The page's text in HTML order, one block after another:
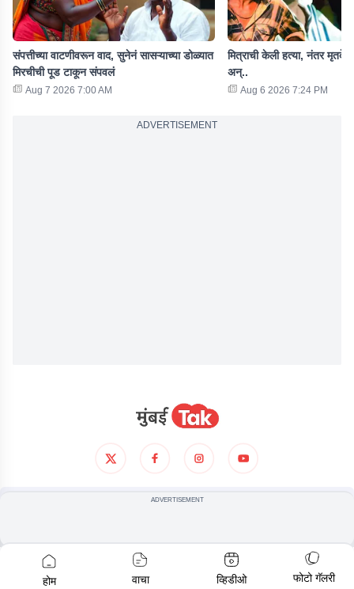
संपत्तीच्या वाटणीवरून वाद, सुनेनं सासऱ्याच्या डोळ्यात
मिरचीची पूड टाकून संपवलं
Aug 7 2026 7:00 AM
मित्राची केली हत्या, नंतर
अन्..
Aug 6 2026 7:24 PM
ADVERTISEMENT
गोपनीयता धोरण
ADVERTISEMENT
होम वाचा व्हिडीओ फोटो गॅलरी